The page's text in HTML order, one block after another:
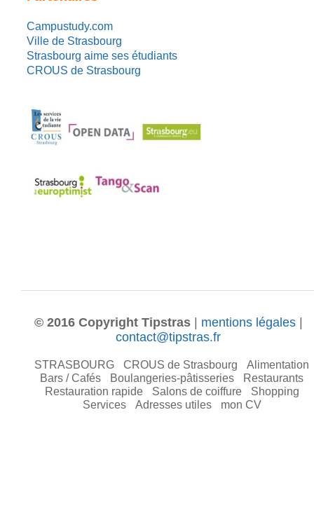
Campustudy.com
Ville de Strasbourg
Strasbourg aime ses étudiants
CROUS de Strasbourg
© 2016 Copyright Tipstras| mentions légales|
contact@tipstras.fr
STRASBOURG CROUS de Strasbourg
Alimentation
Bars / Cafés
Boulangeries-pâtisseries
Restaurants
Restauration rapide
Salons de coiffure
Shopping
Services
Adresses utiles mon CV